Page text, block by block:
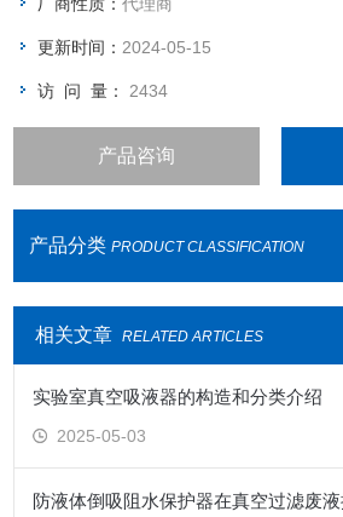
更新时间： 2024-05-15
访 问 量： 2434
产品咨询
产品分类 PRODUCT CLASSIFICATION
相关文章 RELATED ARTICLES
实验室真空吸液器的构造和分类介绍
2025-05-03
防液体倒吸阻水保护器在真空过滤废